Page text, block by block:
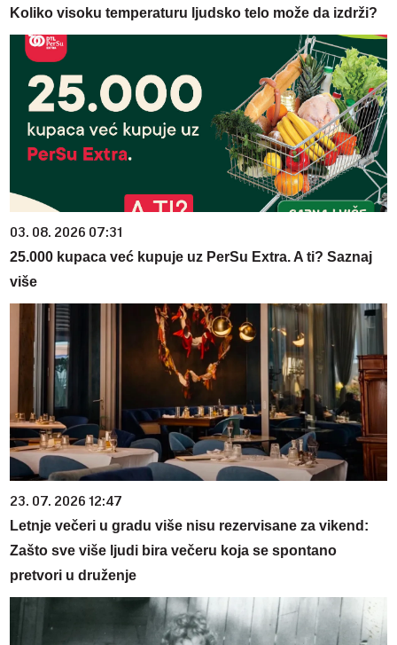
Koliko visoku temperaturu ljudsko telo može da izdrži?
03. 08. 2026 07:31
25.000 kupaca već kupuje uz PerSu Extra. A ti? Saznaj
više
23. 07. 2026 12:47
Letnje večeri u gradu više nisu rezervisane za vikend:
Zašto sve više ljudi bira večeru koja se spontano
pretvori u druženje